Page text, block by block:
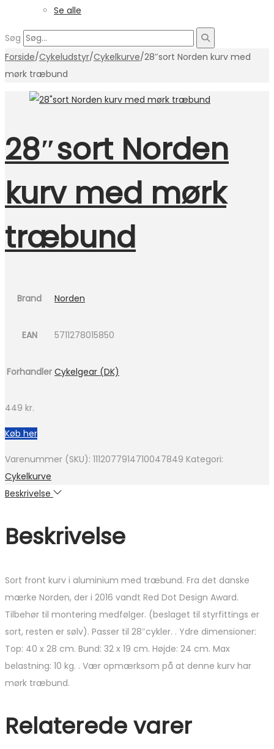
Se alle
Søg
Forside/Cykeludstyr/Cykelkurve/28″sort Norden kurv med
mørk træbund
28″sort Norden
kurv med mørk
træbund
Brand Norden
EAN 5711278015850
Forhandler Cykelgear (DK)
449 kr.
Køb her
Varenummer (SKU): 1112077914710047849 Kategori:
Cykelkurve
Beskrivelse
Beskrivelse
Sort front kurv i aluminium med træbund. Fra det danske
mærke Norden, der i 2016 vandt Red Dot Design Award.
Tilbehør til montering medfølger. (beslaget til styrfittings er
sort, resten er sølv). Passer til 28″cykler. . Ydre dimensioner:
Top: 40 x 28 cm. Bund: 32 x 19 cm. Højde: 24 cm. Max
belastning: 10 kg. . Vær opmærksom på at denne kurv har
mørk træbund.
Relaterede varer